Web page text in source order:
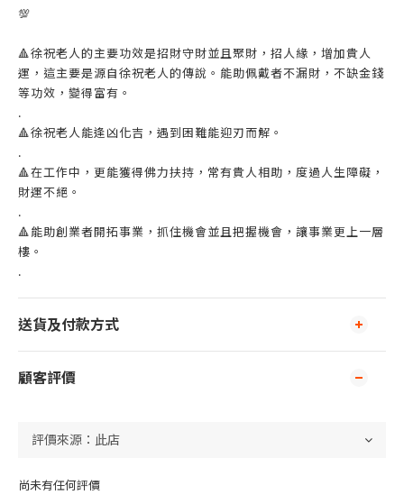
💯
🔺徐祝老人的主要功效是招財守財並且聚財，招人緣，增加貴人
運，這主要是源自徐祝老人的傳說。能助佩戴者不漏財，不缺金錢
等功效，變得富有。
.
🔺徐祝老人能逢凶化吉，遇到困難能迎刃而解。
.
🔺在工作中，更能獲得佛力扶持，常有貴人相助，度過人生障礙，
財運不絕。
.
🔺能助創業者開拓事業，抓住機會並且把握機會，讓事業更上一層
樓。
.
送貨及付款方式
顧客評價
尚未有任何評價